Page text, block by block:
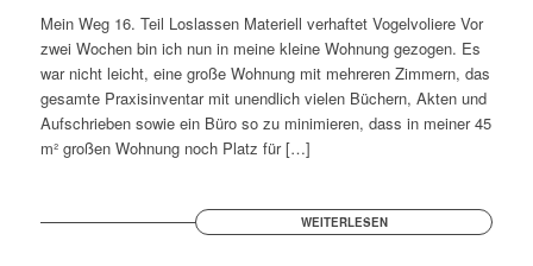
Mein Weg 16. Teil Loslassen Materiell verhaftet Vogelvoliere Vor
zwei Wochen bin ich nun in meine kleine Wohnung gezogen. Es
war nicht leicht, eine große Wohnung mit mehreren Zimmern, das
gesamte Praxisinventar mit unendlich vielen Büchern, Akten und
Aufschrieben sowie ein Büro so zu minimieren, dass in meiner 45
m² großen Wohnung noch Platz für […]
WEITERLESEN